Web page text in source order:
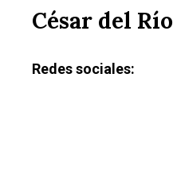
César del Río
Redes sociales: